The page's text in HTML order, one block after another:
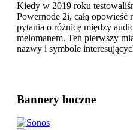
Kiedy w 2019 roku
Powernode 2i, całą opowieść
pytania o różnicę między
melomanem. Ten pierwszy
nazwy i symbole
Bannery boczne